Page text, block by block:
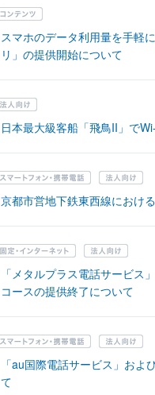
スマホのデータ利用量を手軽
リ」の提供開始について
日本最大級客船「飛鳥II」で
京都市営地下鉄東西線におけ
「メタルプラス電話サービ
コースの提供終了について
「au国際電話サービス」お
て